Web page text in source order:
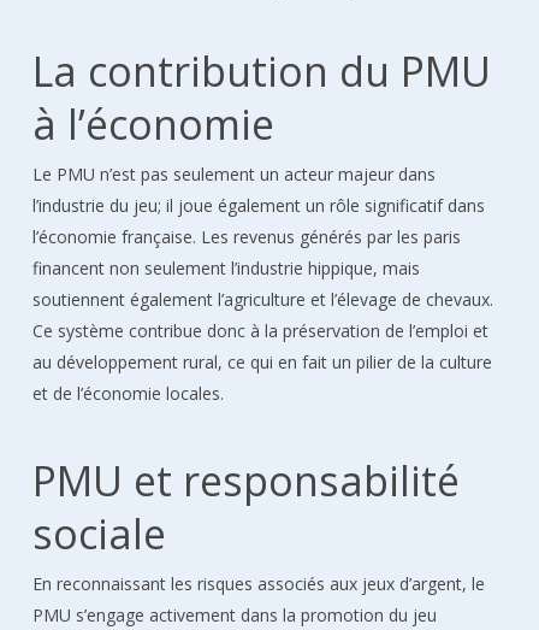
La contribution du PMU
à l’économie
Le PMU n’est pas seulement un acteur majeur dans
l’industrie du jeu; il joue également un rôle significatif dans
l’économie française. Les revenus générés par les paris
financent non seulement l’industrie hippique, mais
soutiennent également l’agriculture et l’élevage de chevaux.
Ce système contribue donc à la préservation de l’emploi et
au développement rural, ce qui en fait un pilier de la culture
et de l’économie locales.
PMU et responsabilité
sociale
En reconnaissant les risques associés aux jeux d’argent, le
PMU s’engage activement dans la promotion du jeu